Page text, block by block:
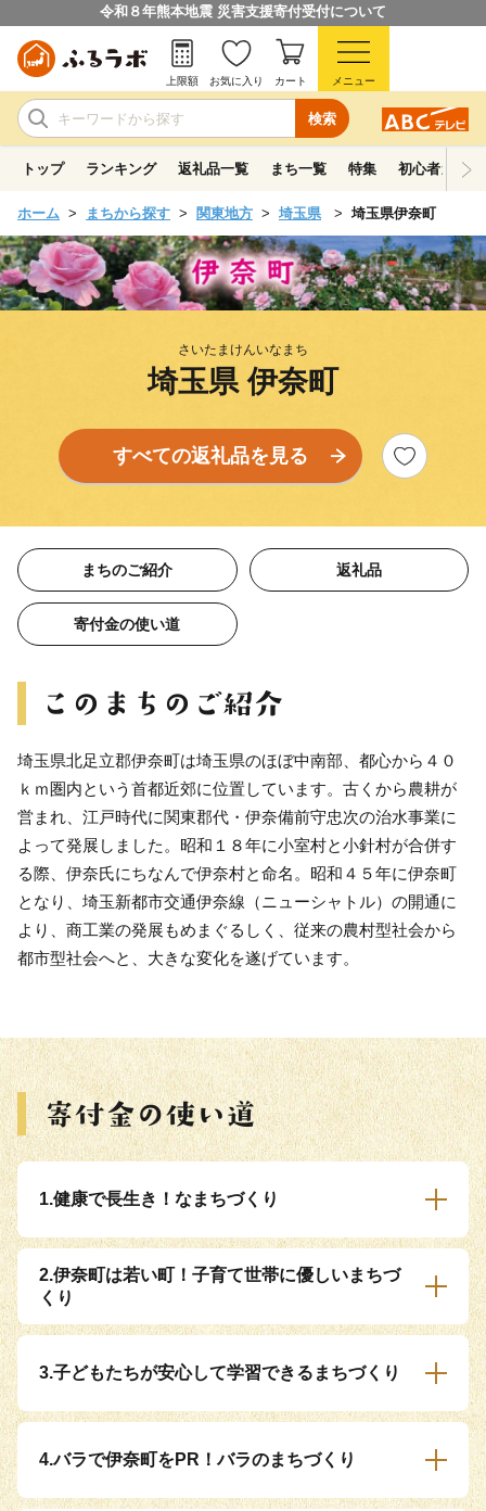
令和８年熊本地震 災害支援寄付受付について
検索
上限額 お気に入り カート メニュー
トップ ランキング 返礼品一覧 まち一覧 特集 初心者ガイド
ホーム まちから探す 関東地方 埼玉県 埼玉県伊奈町
さいたまけんいなまち
埼玉県 伊奈町
すべての返礼品を見る
まちのご紹介 返礼品
寄付金の使い道
埼玉県北足立郡伊奈町は埼玉県のほぼ中南部、都心から４０
ｋｍ圏内という首都近郊に位置しています。古くから農耕が
営まれ、江戸時代に関東郡代・伊奈備前守忠次の治水事業に
よって発展しました。昭和１８年に小室村と小針村が合併す
る際、伊奈氏にちなんで伊奈村と命名。昭和４５年に伊奈町
となり、埼玉新都市交通伊奈線（ニューシャトル）の開通に
より、商工業の発展もめまぐるしく、従来の農村型社会から
都市型社会へと、大きな変化を遂げています。
1.健康で長生き！なまちづくり
2.伊奈町は若い町！子育て世帯に優しいまちづ
くり
3.子どもたちが安心して学習できるまちづくり
4.バラで伊奈町をPR！バラのまちづくり